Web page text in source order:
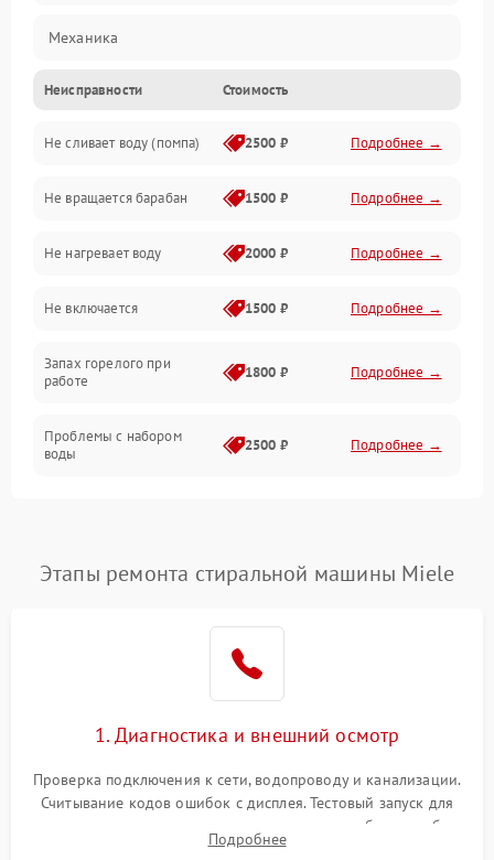
Механика
Электропитание
Водоснабжение
Слив
Программное обеспечение
Неисправности Стоимость
Не сливает воду (помпа) 2500 ₽ Подробнее →
Не вращается барабан 1500 ₽ Подробнее →
Не нагревает воду 2000 ₽ Подробнее →
Не включается 1500 ₽ Подробнее →
Запах горелого при
работе
1800 ₽ Подробнее →
Проблемы с набором
воды
2500 ₽ Подробнее →
Замена платы управления Подробнее →
Этапы ремонта стиральной машины Miele
1. Диагностика и внешний осмотр
Проверка подключения к сети, водопроводу и канализации.
Считывание кодов ошибок с дисплея. Тестовый запуск для
выявления посторонних шумов, протечек или сбоев в работе
электронного модуля управления.
Подробнее